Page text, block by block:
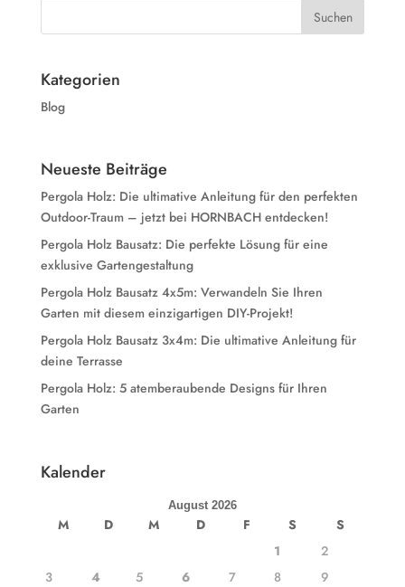
Kategorien
Blog
Neueste Beiträge
Pergola Holz: Die ultimative Anleitung für den perfekten
Outdoor-Traum – jetzt bei HORNBACH entdecken!
Pergola Holz Bausatz: Die perfekte Lösung für eine
exklusive Gartengestaltung
Pergola Holz Bausatz 4x5m: Verwandeln Sie Ihren
Garten mit diesem einzigartigen DIY-Projekt!
Pergola Holz Bausatz 3x4m: Die ultimative Anleitung für
deine Terrasse
Pergola Holz: 5 atemberaubende Designs für Ihren
Garten
Kalender
August 2026
M D M D F S
S
1
2
3
4 5 6 7 8
9